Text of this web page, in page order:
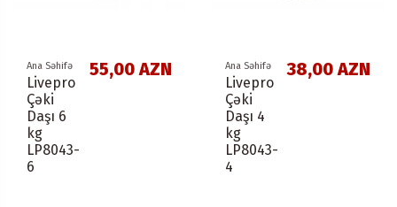
Ana Səhifə
Livepro
Çəki
Daşı 6
kg
LP8043-
6
55,00 AZN Ana Səhifə
Livepro
Çəki
Daşı 4
kg
LP8043-
4
38,00 AZN